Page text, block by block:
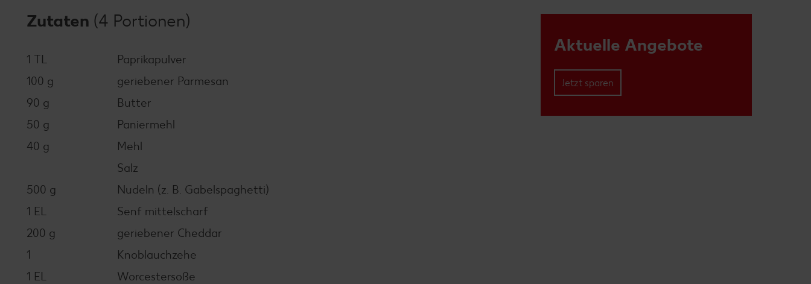
Aktuelle Angebote
Jetzt sparen
Zutaten (4 Portionen)
1 TL
Paprikapulver
100 g
geriebener Parmesan
90 g
Butter
50 g
Paniermehl
40 g
Mehl
Salz
500 g
Nudeln (z. B. Gabelspaghetti)
1 EL
Senf mittelscharf
200 g
geriebener Cheddar
1
Knoblauchzehe
1 EL
Worcestersoße